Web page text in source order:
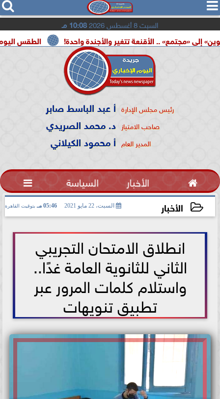
  
السبت 8 أغسطس 2026 10:08 مـ
الطقس اليوم.. شديد .. الأقنعة تتغير والأجندة واحدة!
رئيس مجلس الإدارة أ عبد الباسط صابر
صاحب الامتياز د. محمد الصريدي
المدير العام أ محمود الكيلاني
 الأخبار السياسة 
الأخبار السبت، 22 مايو 2021 05:46 مـ بتوقيت القاهرة
انطلاق الامتحان التجريبي
الثاني للثانوية العامة غدًا..
واستلام كلمات المرور عبر
تطبيق تنويهات